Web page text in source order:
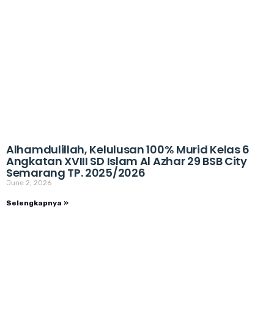
Alhamdulillah, Kelulusan 100% Murid Kelas 6
Angkatan XVIII SD Islam Al Azhar 29 BSB City
Semarang TP. 2025/2026
June 2, 2026
Selengkapnya »